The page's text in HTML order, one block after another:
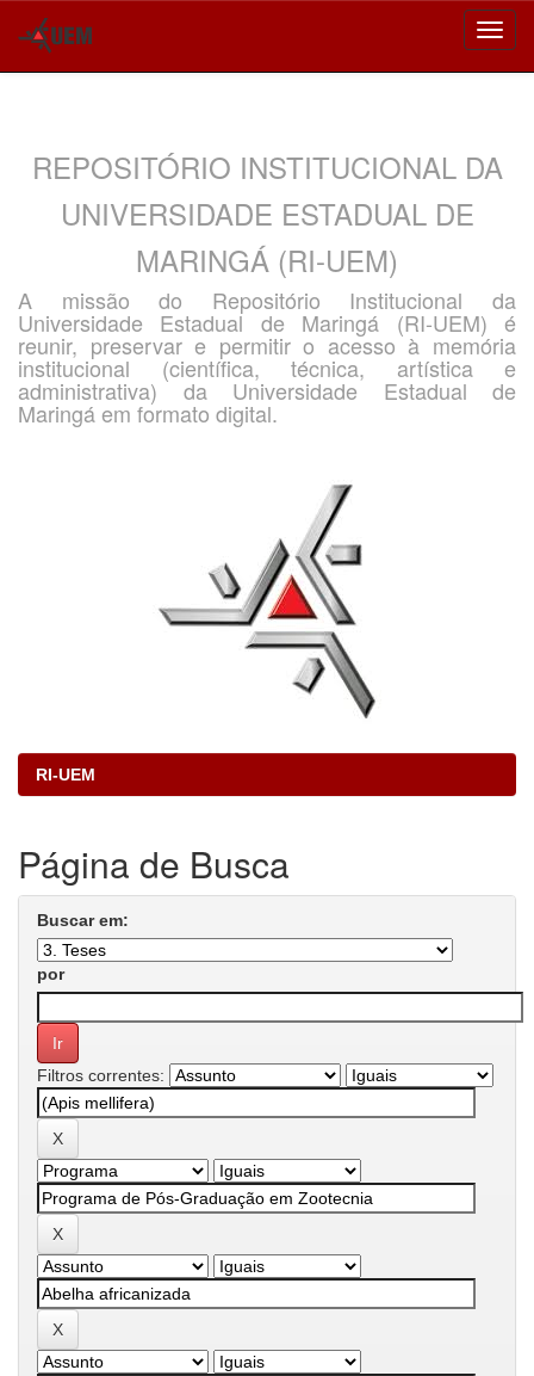
REPOSITÓRIO INSTITUCIONAL DA
UNIVERSIDADE ESTADUAL DE
MARINGÁ (RI-UEM)
A missão do Repositório Institucional da
Universidade Estadual de Maringá (RI-UEM) é
reunir, preservar e permitir o acesso à memória
institucional (científica, técnica, artística e
administrativa) da Universidade Estadual de
Maringá em formato digital.
RI-UEM
Página de Busca
Buscar em:
por
Filtros correntes: